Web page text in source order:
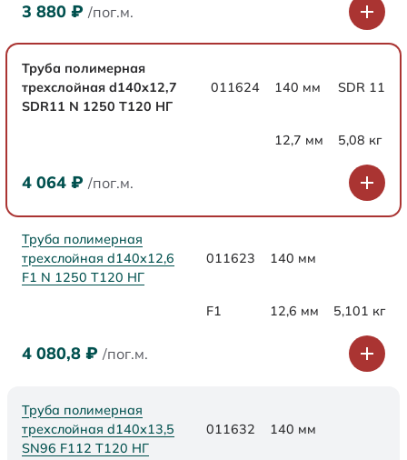
3 880 ₽ /пог.м.
Труба полимерная
трехслойная d140x12,7
SDR11 N 1250 Т120 НГ
011624 140 мм SDR 11
12,7 мм 5,08 кг
4 064 ₽ /пог.м.
Труба полимерная
трехслойная d140x12,6
F1 N 1250 Т120 НГ
011623 140 мм
F1 12,6 мм 5,101 кг
4 080,8 ₽ /пог.м.
Труба полимерная
трехслойная d140х13,5
SN96 F112 Т120 НГ
011632 140 мм